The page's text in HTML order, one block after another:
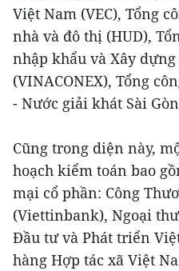
Việt Nam (VEC), Tổng
nhà và đô thị (HUD),
nhập khẩu và Xây
(VINACONEX), Tổng
- Nước giải khát Sài
Cũng trong diện này,
hoạch kiểm toán bao
mại cổ phần: Công
(Viettinbank), Ngoại
Đầu tư và Phát triển
hàng Hợp tác xã Việt